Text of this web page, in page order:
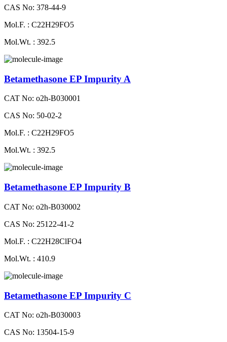
CAS No: 378-44-9
Mol.F. : C22H29FO5
Mol.Wt. : 392.5
Betamethasone EP Impurity A
CAT No: o2h-B030001
CAS No: 50-02-2
Mol.F. : C22H29FO5
Mol.Wt. : 392.5
Betamethasone EP Impurity B
CAT No: o2h-B030002
CAS No: 25122-41-2
Mol.F. : C22H28ClFO4
Mol.Wt. : 410.9
Betamethasone EP Impurity C
CAT No: o2h-B030003
CAS No: 13504-15-9